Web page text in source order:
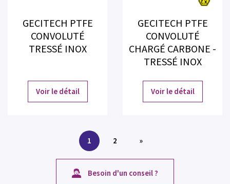
GECITECH PTFE
CONVOLUTÉ
TRESSÉ INOX
Voir le détail
GECITECH PTFE
CONVOLUTÉ
CHARGÉ CARBONE -
TRESSÉ INOX
Voir le détail
Besoin d'un conseil ?
1 2 »